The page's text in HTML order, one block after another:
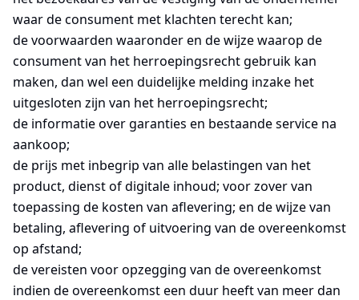
waar de consument met klachten terecht kan;
de voorwaarden waaronder en de wijze waarop de
consument van het herroepingsrecht gebruik kan
maken, dan wel een duidelijke melding inzake het
uitgesloten zijn van het herroepingsrecht;
de informatie over garanties en bestaande service na
aankoop;
de prijs met inbegrip van alle belastingen van het
product, dienst of digitale inhoud; voor zover van
toepassing de kosten van aflevering; en de wijze van
betaling, aflevering of uitvoering van de overeenkomst
op afstand;
de vereisten voor opzegging van de overeenkomst
indien de overeenkomst een duur heeft van meer dan